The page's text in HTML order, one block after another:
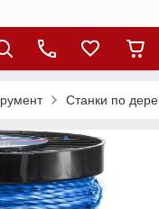
Станки по